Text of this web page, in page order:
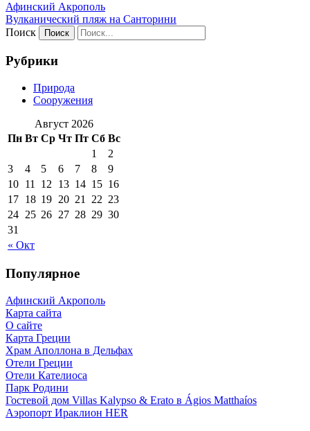
Афинский Акрополь
Вулканический пляж на Санторини
Поиск
Рубрики
Природа
Сооружения
Август 2026
Пн Вт Ср Чт Пт Сб Вс
« Окт
1
2
3
4 5 6 7 8
9
10 11 12 13 14 15 16
17 18 19 20 21 22 23
24 25 26 27 28 29 30
31
Популярное
Афинский Акрополь
Карта сайта
О сайте
Карта Греции
Храм Аполлона в Дельфах
Отели Греции
Отели Кателиоса
Парк Родини
Гостевой дом Villas Kalypso & Erato в Ágios Matthaíos
Аэропорт Ираклион HER